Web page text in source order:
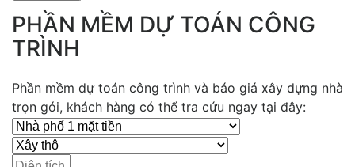
PHẦN MỀM DỰ TOÁN CÔNG
TRÌNH
Phần mềm dự toán công trình và báo giá xây dựng nhà
trọn gói, khách hàng có thể tra cứu ngay tại đây: